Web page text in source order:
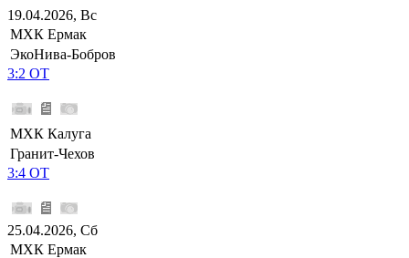
19.04.2026, Вс
МХК Ермак
ЭкоНива-Бобров
3:2 ОТ
МХК Калуга
Гранит-Чехов
3:4 ОТ
25.04.2026, Сб
МХК Ермак